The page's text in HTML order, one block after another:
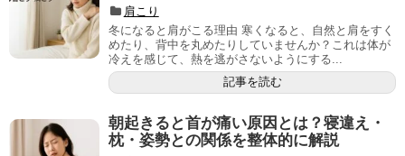
肩こり
冬になると肩がこる理由 寒くなると、自然と肩をすく
めたり、背中を丸めたりしていませんか？これは体が
冷えを感じて、熱を逃がさないようにする...
記事を読む
朝起きると首が痛い原因とは？寝違え・
枕・姿勢との関係を整体的に解説